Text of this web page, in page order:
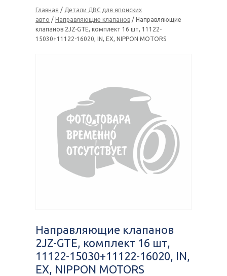
Главная / Детали ДВС для японских
авто / Направляющие клапанов / Направляющие
клапанов 2JZ-GTE, комплект 16 шт, 11122-
15030+11122-16020, IN, EX, NIPPON MOTORS
Направляющие клапанов
2JZ-GTE, комплект 16 шт,
11122-15030+11122-16020, IN,
EX, NIPPON MOTORS